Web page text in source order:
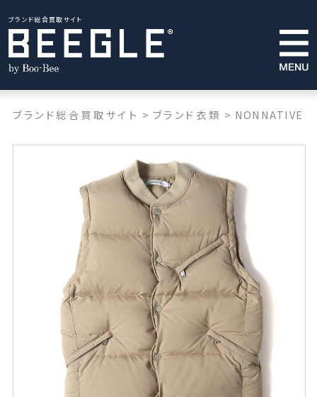
ブランド総合買取サイト
ブランド総合買取サイト > ブランド衣類 > NONNATIVE